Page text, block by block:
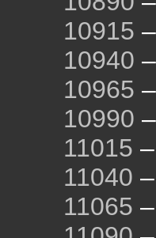
10915 –
10940 –
10965 –
10990 –
11015 –
11040 –
11065 –